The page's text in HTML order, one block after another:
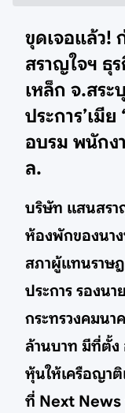
ขุดเจอแล้ว!
สราญใจฯ ธุ
เหล็ก จ.สระ
ประการ’เมี
อบรม พนักง
ล.
บริษัท แสนสรา
ห้องพักของนา
สภาผู้แทนราษ
ประการ รองน
กระทรวงคมน
ล้านบาท มีที่ตั้ง
หุ้นให้เครือญา
ที่ Next News